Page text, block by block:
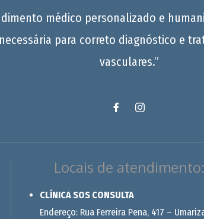
médico personalizado e
para correto diagnóstico e
vasculares.”
Locais de atendimento:
CLÍNICA SOS CONSULTA
Endereço: Rua Ferreira Pena, 417 –